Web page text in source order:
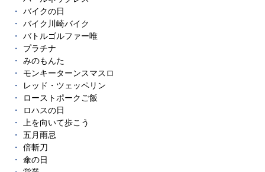
バイクの日
バイク川崎バイク
バトルゴルファー唯
プラチナ
みのもんた
モンキーターンスマスロ
レッド・ツェッペリン
ローストポークご飯
ロハスの日
上を向いて歩こう
五月雨忌
倍斬刀
傘の日